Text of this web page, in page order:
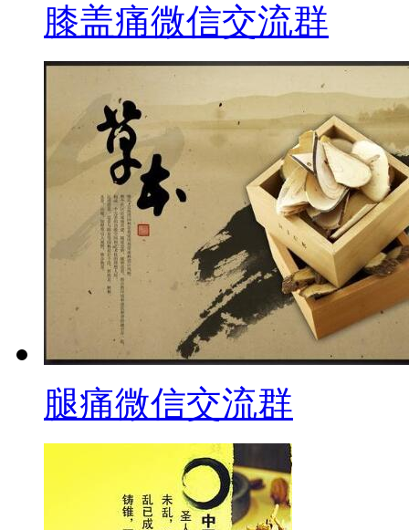
膝盖痛微信交流群
腿痛微信交流群